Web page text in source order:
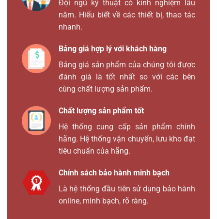
Đội ngũ kỹ thuật có kinh nghiệm lâu
năm. Hiểu biết về các thiết bị, thao tác
nhanh.
Bảng giá hợp lý với khách hàng
Bảng giá sản phẩm của chúng tôi được
đánh giá là tốt nhất so với các bên
cùng chất lượng sản phẩm.
Chất lượng sản phẩm tốt
Hệ thống cung cấp sản phẩm chính
hãng. Hệ thống vận chuyển, lưu kho đạt
tiêu chuẩn của hãng.
Chính sách bảo hành minh bạch
Là hệ thống đầu tiên sử dụng bảo hành
online, minh bạch, rõ ràng.